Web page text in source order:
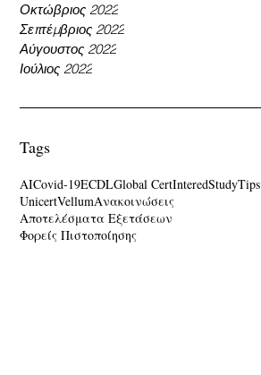
Οκτώβριος 2022
Σεπτέμβριος 2022
Αύγουστος 2022
Ιούλιος 2022
Tags
AICovid-19ECDLGlobal CertInteredStudyTips
UnicertVellumΑνακοινώσεις
Αποτελέσματα Εξετάσεων
Φορείς Πιστοποίησης